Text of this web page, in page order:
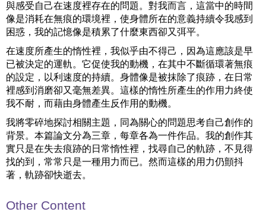
與感受自己在速度裡存在的問題。對我而言，這當中的時間
像是消耗在無痕的環境裡，使身體所在的意義持續令我感到
困惑，我的記憶像是積累了什麼東西卻又弭平。
在速度所產生的惰性裡，我似乎由不得己，因為這應該是早
已被決定的運軌。它促使我的動機，在其中不斷循環著無痕
的設定，以利速度的持續。身體像是被抹除了痕跡，在日常
裡感到消磨卻又毫無差異。這樣的惰性所產生的作用力終使
我不耐，而藉由身體產生反作用的動機。
我將零碎地探討相關主題，同為關心的問題思考自己創作的
背景。本篇論文分為三章，每章各為一件作品。我的創作其
實只是在失去痕跡的日常惰性裡，找尋自己的軌跡，不見得
找的到，常常只是一種用力而已。然而這樣的用力仍顫抖
著，軌跡卻快逝去。
Other Content